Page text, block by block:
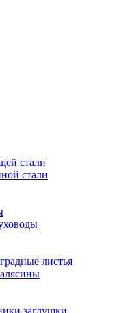
стали
стали
листья